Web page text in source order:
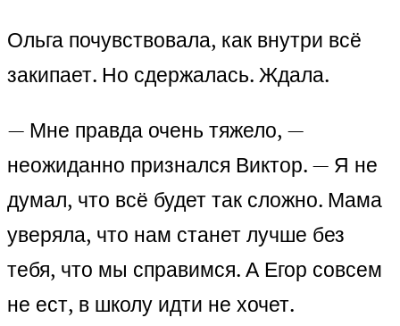
Ольга почувствовала, как внутри всё
закипает. Но сдержалась. Ждала.
— Мне правда очень тяжело, —
неожиданно признался Виктор. — Я не
думал, что всё будет так сложно. Мама
уверяла, что нам станет лучше без
тебя, что мы справимся. А Егор совсем
не ест, в школу идти не хочет.